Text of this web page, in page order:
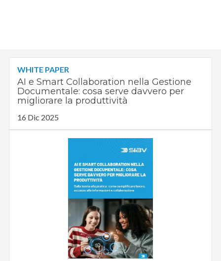
WHITE PAPER
AI e Smart Collaboration nella Gestione
Documentale: cosa serve davvero per
migliorare la produttività
16 Dic 2025